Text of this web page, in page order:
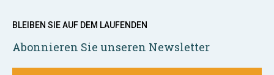
BLEIBEN SIE AUF DEM LAUFENDEN
Abonnieren Sie unseren Newsletter